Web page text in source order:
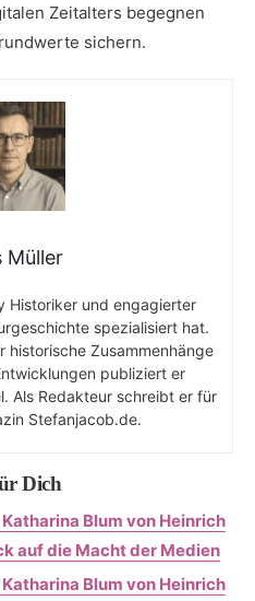
Zeitalters begegnen
sichern.
Müller
Historiker und engagierter
spezialisiert hat.
historische Zusammenhänge
publiziert er
Als Redakteur schreibt er für
Stefanjacob.de.
Dich
Blum von Heinrich
auf die Macht der Medien
Blum von Heinrich